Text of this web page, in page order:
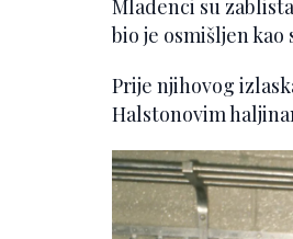
Mladenci su
bio je osmišljen
Prije njihovog
Halstonovim